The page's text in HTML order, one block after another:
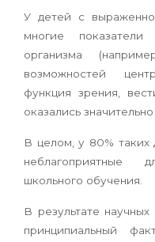
У детей с
многие показатели
организма
возможностей
функция зрения,
оказались
В целом, у 80%
неблагоприятные
школьного обучения.
В результате
принципиальный